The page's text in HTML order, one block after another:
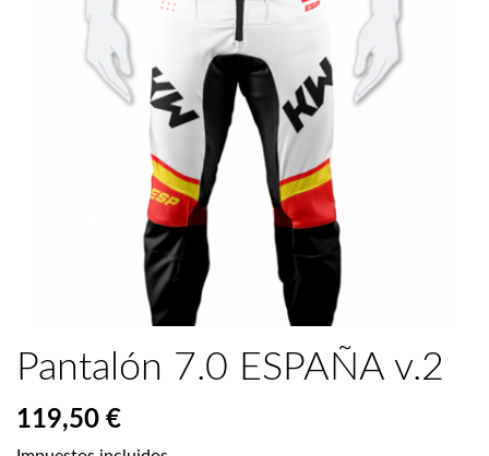
Pantalón 7.0 ESPAÑA v.2
119,50 €